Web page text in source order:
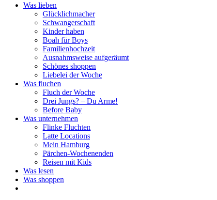
Was lieben
Glücklichmacher
Schwangerschaft
Kinder haben
Boah für Boys
Familienhochzeit
Ausnahmsweise aufgeräumt
Schönes shoppen
Liebelei der Woche
Was fluchen
Fluch der Woche
Drei Jungs? – Du Arme!
Before Baby
Was unternehmen
Flinke Fluchten
Latte Locations
Mein Hamburg
Pärchen-Wochenenden
Reisen mit Kids
Was lesen
Was shoppen